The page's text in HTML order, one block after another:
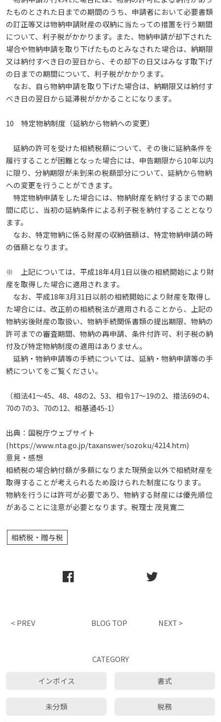
たものとされた日までの期間のうち、申請者において必要書類
の訂正等又は物納申請財産の収納に当たっての措置を行う期間
について、利子税がかかります。また、物納申請が却下された
場合や物納申請を取り下げたものとみなされた場合は、納期限
又は納付すべき日の翌日から、その却下の日又はみなす取下げ
の日までの期間について、利子税がかかります。
なお、自ら物納申請を取り下げた場合は、納期限又は納付す
べき日の翌日から延滞税がかかることになります。
10 特定物納制度（延納から物納への変更）
延納の許可を受けた相続税額について、その後に延納条件を
履行することが困難となった場合には、申告期限から10年以内
に限り、分納期限が未到来の税額部分について、延納から物納
への変更を行うことができます。
特定物納申請をした場合には、物納財産を納付するまでの期
間に応じ、当初の延納条件による利子税を納付することとなり
ます。
なお、特定物納に係る財産の収納価額は、特定物納申請の時
の価額となります。
※ 上記については、平成18年4月1日以後の相続開始により財
産を取得した場合に適用されます。
なお、平成18年3月31日以前の相続開始により財産を取得し
た場合には、改正前の相続税法が適用されることから、上記の
物納劣後財産の取扱い、物納手続関係書類の提出期限、物納の
許可までの審査期間、物納の再申請、条件付許可、利子税の納
付及び特定物納制度の適用はありません。
延納・物納申請等の手続については、延納・物納申請等の手
続についてをご覧ください。
（相法41～45、48、48の2、53、相令17～19の2、措法69の4、
70の7の3、70の12、相基通45-1）
出典：国税庁ウェブサイト
(https://www.nta.go.jp/taxanswer/sozoku/4214.htm)
意見・感想
相続税の場合納付額が多額になりまた現預金以外で相続財産を
取得することが考えられるため設けられた制度になります。
物納を行うには許可が必要であり、物納する財産には優先順位
があることに注意が必要となります。税理士 茂見寛二
相続税・贈与税
< PREV BLOG TOP NEXT >
CATEGORY
インボイス 書式
未分類 税務